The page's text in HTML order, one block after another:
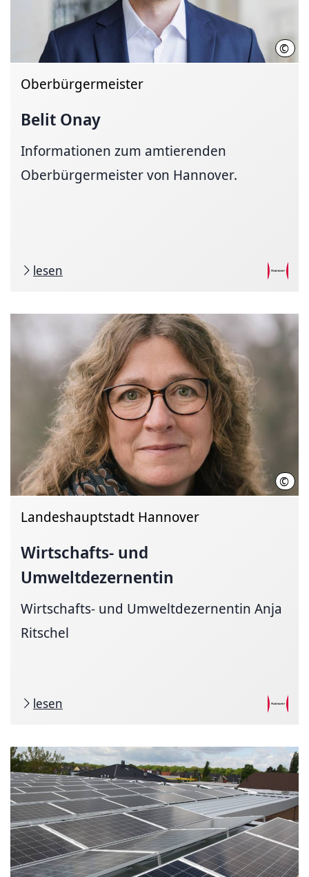
©
Oberbürgermeister
Belit Onay
Informationen zum amtierenden
Oberbürgermeister von Hannover.
lesen
©
Landeshauptstadt Hannover
Wirtschafts- und
Umweltdezernentin
Wirtschafts- und Umweltdezernentin Anja
Ritschel
lesen